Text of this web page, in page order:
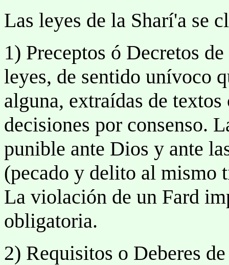
Las leyes de la Sharí'a se
1) Preceptos ó Decretos
leyes, de sentido unívoco
alguna, extraídas de
decisiones por consenso.
punible ante Dios y ante
(pecado y delito al mismo
La violación de un Fard
obligatoria.
2) Requisitos o Deberes